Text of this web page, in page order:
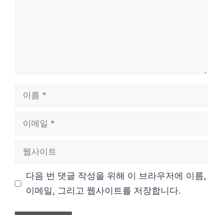
다음 번 댓글 작성을 위해 이 브라우저에 이름,
이메일, 그리고 웹사이트를 저장합니다.